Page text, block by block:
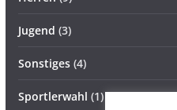
Jugend (3)
Sonstiges(4)
Sportlerwahl (1)